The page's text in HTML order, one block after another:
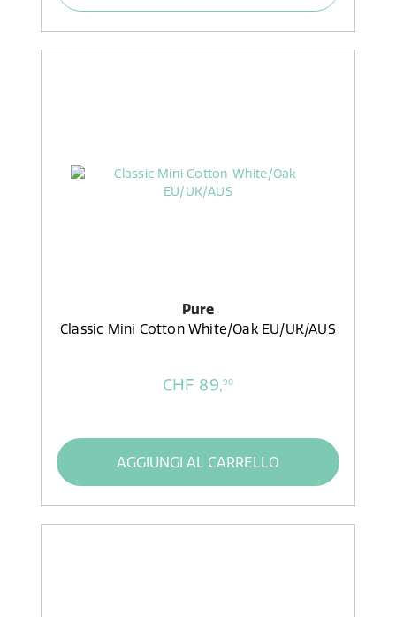
Pure
Classic Mini Cotton White/Oak EU/UK/AUS
CHF 89,90
AGGIUNGI AL CARRELLO